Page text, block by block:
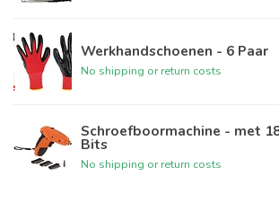
Werkhandschoenen - 6 Paar
No shipping or return costs
Schroefboormachine - met
Bits
No shipping or return costs